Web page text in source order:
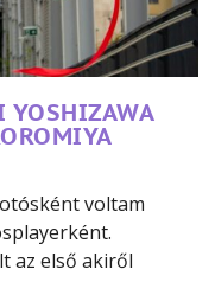
YOSHIZAWA
voltam
az első akiről